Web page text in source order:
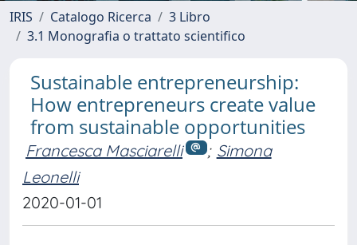
IRIS Catalogo Ricerca
3 Libro
3.1 Monografia o trattato scientifico
Sustainable entrepreneurship:
How entrepreneurs create value
from sustainable opportunities
Francesca Masciarelli ; Simona
Leonelli
2020-01-01